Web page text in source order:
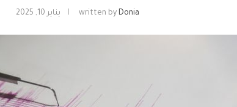
written by Donia يناير 10, 2025